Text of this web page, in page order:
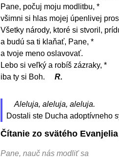
Pane, počuj moju modlitbu, *
všimni si hlas mojej úpenlivej
Všetky národy, ktoré si stvoril,
a budú sa ti klaňať, Pane, *
a tvoje meno oslavovať.
Lebo si veľký a robíš zázraky, *
iba ty si Boh.
R.
Aleluja, aleluja, aleluja.
Dostali ste Ducha adoptívneho
Čítanie zo svätého
Pane, nauč nás modliť sa